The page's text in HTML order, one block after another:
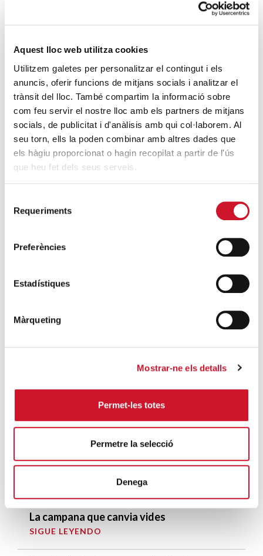
Aquest lloc web utilitza cookies
Utilitzem galetes per personalitzar el contingut i els
anuncis, oferir funcions de mitjans socials i analitzar el
trànsit del lloc. També compartim la informació sobre
com feu servir el nostre lloc amb els partners de mitjans
socials, de publicitat i d'anàlisis amb qui col·laborem. Al
seu torn, ells la poden combinar amb altres dades que
els hàgiu proporcionat o hagin recopilat a partir de l'ús
que heu fet dels seus serveis.
Requeriments
Preferències
Estadístiques
Màrqueting
Mostrar-ne els detalls
Permet-les totes
Permetre la selecció
Denega
Carme Villalba: “Debemos conectar con la
vulnerabilidad del otro desde la propia
vulnerabilidad”
SIGUE LEYENDO
El compromiso del voluntariado con los
refugiados
SIGUE LEYENDO
SIGUE LEYENDO
El arciprestazgo de Trinidad-Roquetes
el voluntariado
la protección de la dignidad humana
SIGUE LEYENDO
Cáritas Barcelona acompaña a más de
extraordinario de regularización
La campana que canvia vides
SIGUE LEYENDO